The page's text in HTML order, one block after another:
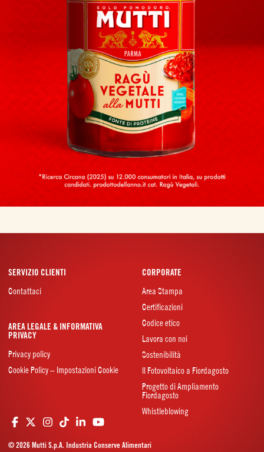
SERVIZIO CLIENTI
Contattaci
CORPORATE
Area Stampa
Certificazioni
Codice etico
Lavora con noi
Sostenibilità
Il Fotovoltaico a Fiordagosto
Progetto di Ampliamento
Fiordagosto
Whistleblowing
AREA LEGALE & INFORMATIVA
PRIVACY
Privacy policy
Cookie Policy – Impostazioni Cookie
© 2026 Mutti S.p.A. Industria Conserve Alimentari